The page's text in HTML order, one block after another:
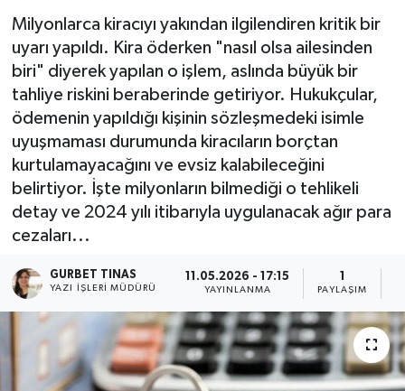
Milyonlarca kiracıyı yakından ilgilendiren kritik bir
uyarı yapıldı. Kira öderken "nasıl olsa ailesinden
biri" diyerek yapılan o işlem, aslında büyük bir
tahliye riskini beraberinde getiriyor. Hukukçular,
ödemenin yapıldığı kişinin sözleşmedeki isimle
uyuşmaması durumunda kiracıların borçtan
kurtulamayacağını ve evsiz kalabileceğini
belirtiyor. İşte milyonların bilmediği o tehlikeli
detay ve 2024 yılı itibarıyla uygulanacak ağır para
cezaları...
GURBET TINAS
YAZI İŞLERI MÜDÜRÜ
11.05.2026 - 17:15
YAYINLANMA PAYLAŞIM
Kültür - Sanat
Yaşam